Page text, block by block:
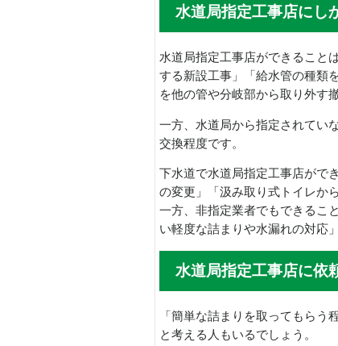
水道局指定工事店にし
水道局指定工事店ができること
する新設工事」「給水管の種類
を他の管や分岐部から取り外す
一方、水道局から指定されてい
交換程度です。
下水道で水道局指定工事店がで
の変更」「汲み取り式トイレか
一方、非指定業者でもできるこ
い軽度な詰まりや水漏れの対応」
水道局指定工事店に依
「簡単な詰まりを取ってもらう
と考える人もいるでしょう。